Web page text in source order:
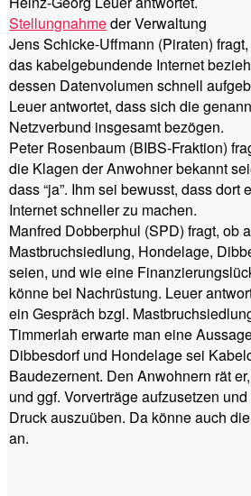
Stellungnahmeder Verwaltung
Jens Schicke-Uffmann (Piraten)
das kabelgebundende Internet
dessen Datenvolumen schnell
Leuer antwortet, dass sich die
Netzverbund insgesamt bezögen.
Peter Rosenbaum (BIBS-Fraktion)
die Klagen der Anwohner bekannt
dass “ja”. Ihm sei bewusst, dass dort
Internet schneller zu machen.
Manfred Dobberphul (SPD) fragt, ob
Mastbruchsiedlung, Hondelage,
seien, und wie eine
könne bei Nachrüstung. Leuer
ein Gespräch bzgl.
Timmerlah erwarte man eine
Dibbesdorf und Hondelage sei
Baudezernent. Den Anwohnern rät
und ggf. Vorverträge aufzusetzen
Druck auszuüben. Da könne auch
an.